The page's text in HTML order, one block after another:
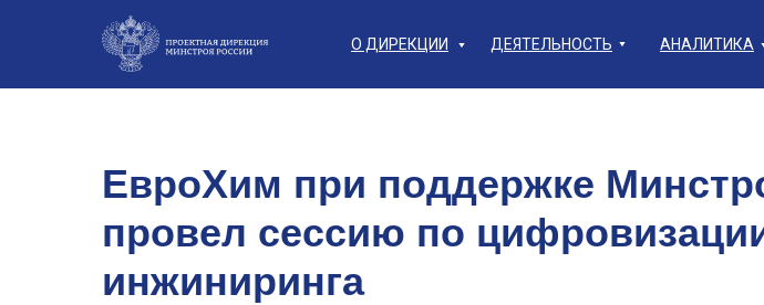
О ДИРЕКЦИИ ДЕЯТЕЛЬНОСТЬ АНАЛИТИКА
ЕвроХим при поддержке
провел сессию по
инжиниринга